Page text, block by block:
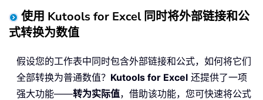
使用 Kutools for Excel 同时将外部链接和公
式转换为数值
假设您的工作表中同时包含外部链接和公式，如何将它们
全部转换为普通数值？ Kutools for Excel 还提供了一项
强大功能——转为实际值，借助该功能，您可快速将公式